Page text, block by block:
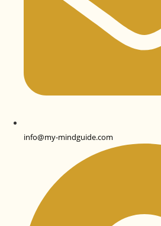
info@my-mindguide.com